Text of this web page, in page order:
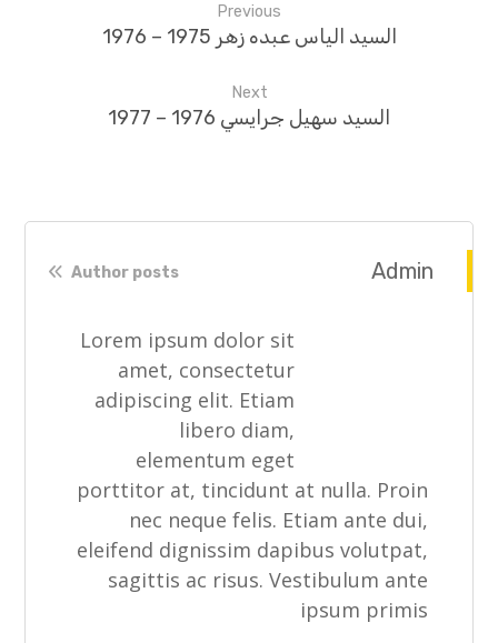
Previous
السيد الياس عبده زهر 1975 – 1976
Next
السيد سهيل جرايسي 1976 – 1977
Admin
Author posts
Lorem ipsum dolor sit
amet, consectetur
adipiscing elit. Etiam
libero diam,
elementum eget
porttitor at, tincidunt at nulla. Proin
nec neque felis. Etiam ante dui,
eleifend dignissim dapibus volutpat,
sagittis ac risus. Vestibulum ante
ipsum primis